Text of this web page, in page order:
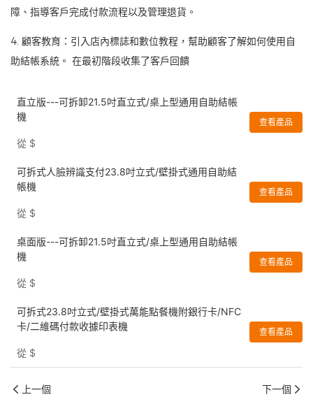
障、指導客戶完成付款流程以及管理退貨。
4. 顧客教育：引入店內標誌和數位教程，幫助顧客了解如何使用自
助結帳系統。 在最初階段收集了客戶回饋
直立版---可拆卸21.5吋直立式/桌上型通用自助結帳
機
從 $
查看產品
可拆式人臉辨識支付23.8吋立式/壁掛式通用自助結
帳機
從 $
查看產品
桌面版---可拆卸21.5吋直立式/桌上型通用自助結帳
機
從 $
查看產品
可拆式23.8吋立式/壁掛式萬能點餐機附銀行卡/NFC
卡/二維碼付款收據印表機
從 $
查看產品
上一個 下一個